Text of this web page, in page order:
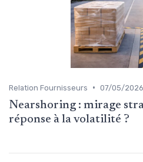
Relation Fournisseurs • 07/05/2026
Nearshoring : mirage
réponse à la volatilité ?